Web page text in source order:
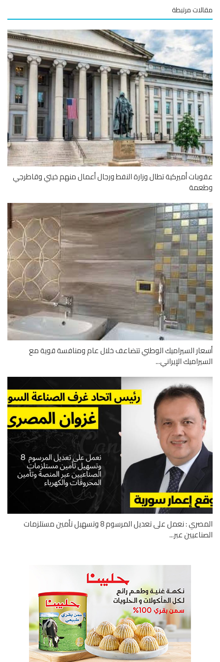
مرتبطة
أميركية تطال وزارة النفط ورجال أعمال منهم خيتي وقاطرجي
السيراميك الوطني تتضاعف خلال عام ومنافسة قوية مع
الإيراني...
المصري : نعمل على تعديل المرسوم 8 وتسهيل تأمين مستلزمات
عبر...